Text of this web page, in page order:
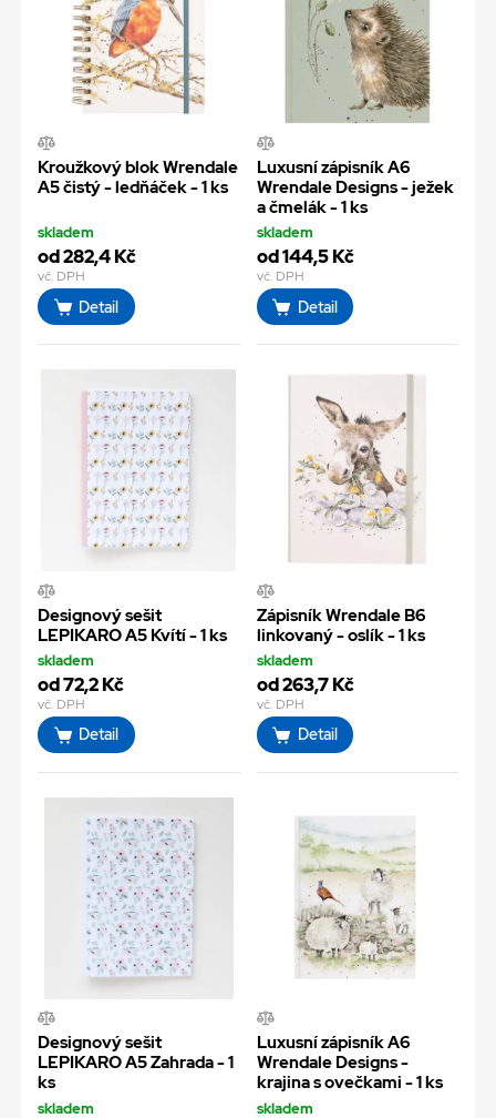
Kroužkový blok Wrendale
A5 čistý - ledňáček - 1 ks
skladem
od 282,4 Kč
vč. DPH
Detail
Luxusní zápisník A6
Wrendale Designs - ježek
a čmelák - 1 ks
skladem
od 144,5 Kč
vč. DPH
Detail
Designový sešit
LEPIKARO A5 Kvítí - 1 ks
skladem
od 72,2 Kč
vč. DPH
Detail
Zápisník Wrendale B6
linkovaný - oslík - 1 ks
skladem
od 263,7 Kč
vč. DPH
Detail
Designový sešit
LEPIKARO A5 Zahrada - 1
ks
skladem
Luxusní zápisník A6
Wrendale Designs -
krajina s ovečkami - 1 ks
skladem